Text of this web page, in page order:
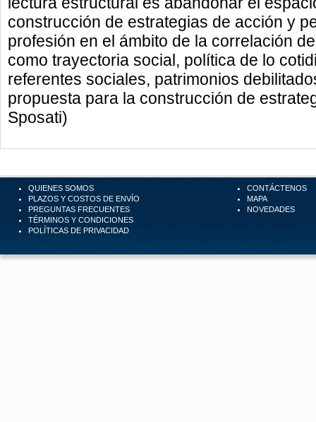
construcción de estrategias de acción y
profesión en el ámbito de la correlación
como trayectoria social, política de lo
referentes sociales, patrimonios
propuesta para la construcción de
Sposati)
QUIENES SOMOS
PLAZOS Y COSTOS DE ENVÍO
PREGUNTAS FRECUENTES
TÉRMINOS Y CONDICIONES
POLÍTICAS DE PRIVACIDAD
CONTÁCTENOS
MAPA
NOVEDADES